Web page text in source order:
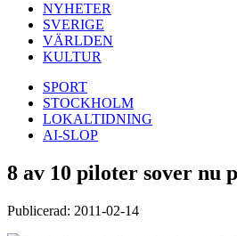
NYHETER
SVERIGE
VÄRLDEN
KULTUR
SPORT
STOCKHOLM
LOKALTIDNING
AI-SLOP
8 av 10 piloter sover nu
Publicerad: 2011-02-14